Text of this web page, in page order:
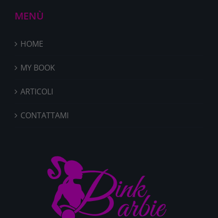
MENÙ
HOME
MY BOOK
ARTICOLI
CONTATTAMI